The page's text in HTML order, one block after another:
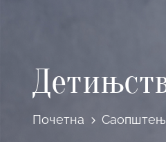
Почетна